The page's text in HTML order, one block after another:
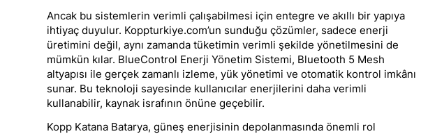
Ancak bu sistemlerin verimli çalışabilmesi için entegre ve akıllı bir yapıya
ihtiyaç duyulur. Koppturkiye.com’un sunduğu çözümler, sadece enerji
üretimini değil, aynı zamanda tüketimin verimli şekilde yönetilmesini de
mümkün kılar. BlueControl Enerji Yönetim Sistemi, Bluetooth 5 Mesh
altyapısı ile gerçek zamanlı izleme, yük yönetimi ve otomatik kontrol imkânı
sunar. Bu teknoloji sayesinde kullanıcılar enerjilerini daha verimli
kullanabilir, kaynak israfının önüne geçebilir.
Kopp Katana Batarya, güneş enerjisinin depolanmasında önemli rol